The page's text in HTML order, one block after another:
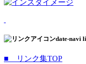
date-navi
■ リンク集TOP